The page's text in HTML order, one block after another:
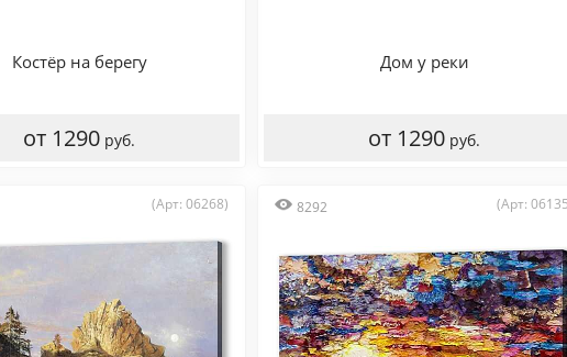
Костёр на берегу
от 1290 руб.
Дом у реки
от 1290 руб.
(Арт: 06268) 8292 (Арт: